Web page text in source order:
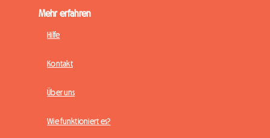
Mehr erfahren
Hilfe
Kontakt
Über uns
Wie funktioniert es?